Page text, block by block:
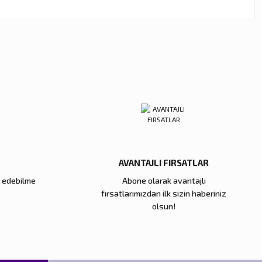
AVANTAJLI FIRSATLAR
Abone olarak avantajlı
fırsatlarımızdan ilk sizin haberiniz
olsun!